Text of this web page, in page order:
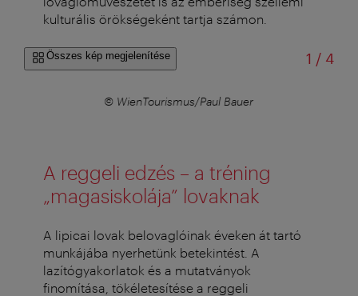
kulturális örökségeként tartja számon.
Összes kép megjelenítése 1 // 4
© WienTourismus/Paul Bauer
A reggeli edzés – a tréning
„magasiskolája” lovaknak
A lipicai lovak belovaglóinak éveken át tartó
munkájába nyerhetünk betekintést. A
lazítógyakorlatok és a mutatványok
finomítása, tökéletesítése a reggeli